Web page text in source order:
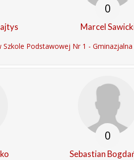
0
Marcel
Szkole Podstawowej Nr 1 - Gminazjalna
0
Sebastian